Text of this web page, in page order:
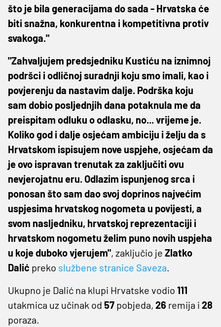
što je bila generacijama do sada - Hrvatska će
biti snažna, konkurentna i kompetitivna protiv
svakoga."
"Zahvaljujem predsjedniku Kustiću na iznimnoj
podršci i odličnoj suradnji koju smo imali, kao i
povjerenju da nastavim dalje. Podrška koju
sam dobio posljednjih dana potaknula me da
preispitam odluku o odlasku, no... vrijeme je.
Koliko god i dalje osjećam ambiciju i želju da s
Hrvatskom ispisujem nove uspjehe, osjećam da
je ovo ispravan trenutak za zaključiti ovu
nevjerojatnu eru. Odlazim ispunjenog srca i
ponosan što sam dao svoj doprinos najvećim
uspjesima hrvatskog nogometa u povijesti, a
svom nasljedniku, hrvatskoj reprezentaciji i
hrvatskom nogometu želim puno novih uspjeha
u koje duboko vjerujem", zaključio je Zlatko
Dalić preko službene stranice Saveza.
Ukupno je Dalić na klupi Hrvatske vodio 111
utakmica uz učinak od 57 pobjeda, 26 remija i 28
poraza.